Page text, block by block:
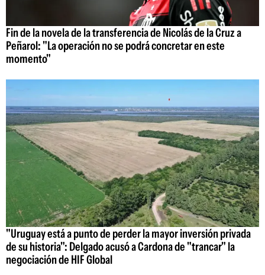
Fin de la novela de la transferencia de Nicolás de la Cruz a
Peñarol: "La operación no se podrá concretar en este
momento"
"Uruguay está a punto de perder la mayor inversión privada
de su historia": Delgado acusó a Cardona de "trancar" la
negociación de HIF Global